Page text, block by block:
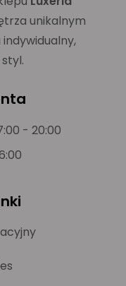
unikalnym
indywidualny,
- 20:00